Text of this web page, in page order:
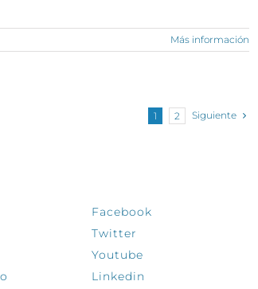
Más información
1 2 Siguiente
Facebook
Twitter
Youtube
Linkedin